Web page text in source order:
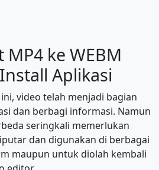
ke WEBM
Aplikasi
video telah menjadi bagian
dan berbagi informasi. Namun
seringkali memerlukan
dan digunakan di berbagai
maupun untuk diolah kembali